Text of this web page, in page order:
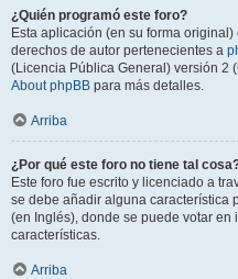
¿Quién programó este foro?
Esta aplicación (en su forma
derechos de autor pertenecientes a
(Licencia Pública General) versión 2
About phpBB para más detalles.
Arriba
¿Por qué este foro no tiene tal
Este foro fue escrito y licenciado a
se debe añadir alguna característica
(en Inglés), donde se puede votar
características.
Arriba